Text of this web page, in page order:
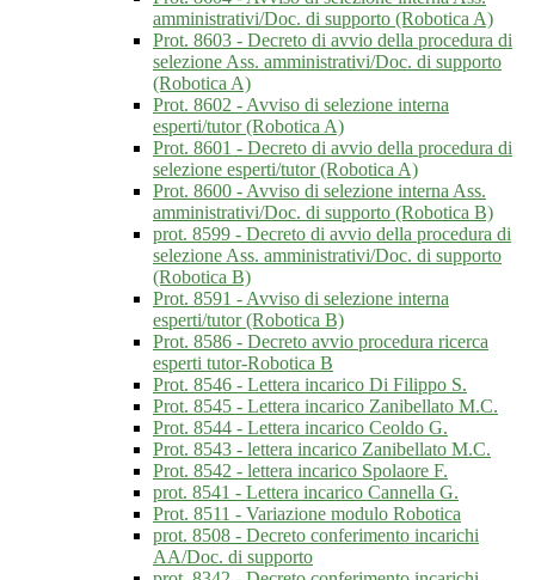
amministrativi/Doc. di supporto (Robotica A)
Prot. 8603 - Decreto di avvio della procedura di
selezione Ass. amministrativi/Doc. di supporto
(Robotica A)
Prot. 8602 - Avviso di selezione interna
esperti/tutor (Robotica A)
Prot. 8601 - Decreto di avvio della procedura di
selezione esperti/tutor (Robotica A)
Prot. 8600 - Avviso di selezione interna Ass.
amministrativi/Doc. di supporto (Robotica B)
prot. 8599 - Decreto di avvio della procedura di
selezione Ass. amministrativi/Doc. di supporto
(Robotica B)
Prot. 8591 - Avviso di selezione interna
esperti/tutor (Robotica B)
Prot. 8586 - Decreto avvio procedura ricerca
esperti tutor-Robotica B
Prot. 8546 - Lettera incarico Di Filippo S.
Prot. 8545 - Lettera incarico Zanibellato M.C.
Prot. 8544 - Lettera incarico Ceoldo G.
Prot. 8543 - lettera incarico Zanibellato M.C.
Prot. 8542 - lettera incarico Spolaore F.
prot. 8541 - Lettera incarico Cannella G.
Prot. 8511 - Variazione modulo Robotica
prot. 8508 - Decreto conferimento incarichi
AA/Doc. di supporto